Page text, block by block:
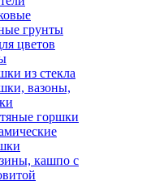
грунты
цветов
из стекла
вазоны,
горшки
кашпо с